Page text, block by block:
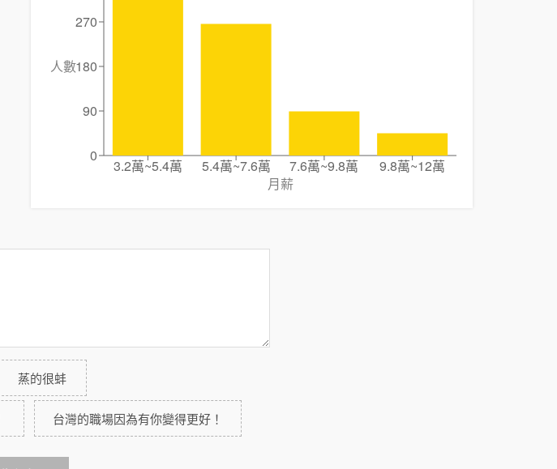
3.2萬~5.4萬 5.4萬~7.6萬 7.6萬~9.8萬
9.8萬~12萬
月薪
0
90
180
270
人數
蒸的很蚌
台灣的職場因為有你變得更好！